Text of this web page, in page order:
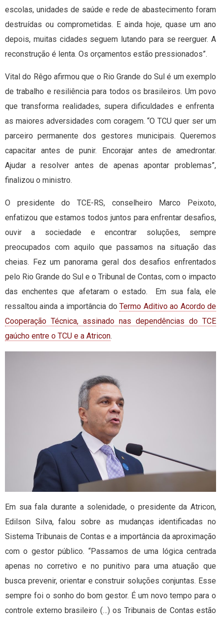
escolas, unidades de saúde e rede de abastecimento foram
destruídas ou comprometidas. E ainda hoje, quase um ano
depois, muitas cidades seguem lutando para se reerguer. A
reconstrução é lenta. Os orçamentos estão pressionados”.
Vital do Rêgo afirmou que o Rio Grande do Sul é um exemplo
de trabalho e resiliência para todos os brasileiros. Um povo
que transforma realidades, supera dificuldades e enfrenta
as maiores adversidades com coragem. “O TCU quer ser um
parceiro permanente dos gestores municipais. Queremos
capacitar antes de punir. Encorajar antes de amedrontar.
Ajudar a resolver antes de apenas apontar problemas”,
finalizou o ministro.
O presidente do TCE-RS, conselheiro Marco Peixoto,
enfatizou que estamos todos juntos para enfrentar desafios,
ouvir a sociedade e encontrar soluções, sempre
preocupados com aquilo que passamos na situação das
cheias. Fez um panorama geral dos desafios enfrentados
pelo Rio Grande do Sul e o Tribunal de Contas, com o impacto
das enchentes que afetaram o estado. Em sua fala, ele
ressaltou ainda a importância doTermo Aditivo ao Acordo de
Cooperação Técnica, assinado nas dependências do TCE
gaúcho entre o TCU e a Atricon.
Em sua fala durante a solenidade, o presidente da Atricon,
Edilson Silva, falou sobre as mudanças identificadas no
Sistema Tribunais de Contas e a importância da aproximação
com o gestor público. “Passamos de uma lógica centrada
apenas no corretivo e no punitivo para uma atuação que
busca prevenir, orientar e construir soluções conjuntas. Esse
sempre foi o sonho do bom gestor. É um novo tempo para o
controle externo brasileiro (…) os Tribunais de Contas estão